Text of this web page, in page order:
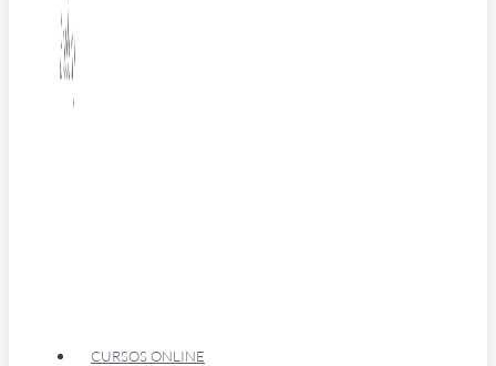
CURSOS ONLINE